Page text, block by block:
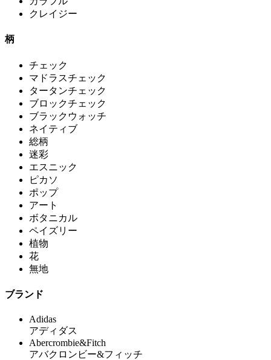
クレイジー
柄
チェック
マドラスチェック
タータンチェック
ブロックチェック
ブラックウォッチ
ネイティブ
総柄
迷彩
エスニック
ピカソ
ポップ
アート
ボタニカル
ペイズリー
植物
花
無地
ブランド
Adidas
アディダス
Abercrombie&Fitch
アバクロンビー&フィッチ